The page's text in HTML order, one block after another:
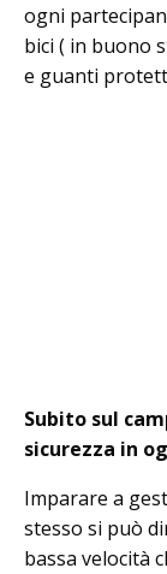
ogni
bici ( in buono
e guanti
Subito sul
sicurezza in
Imparare a
stesso si può
bassa velocità